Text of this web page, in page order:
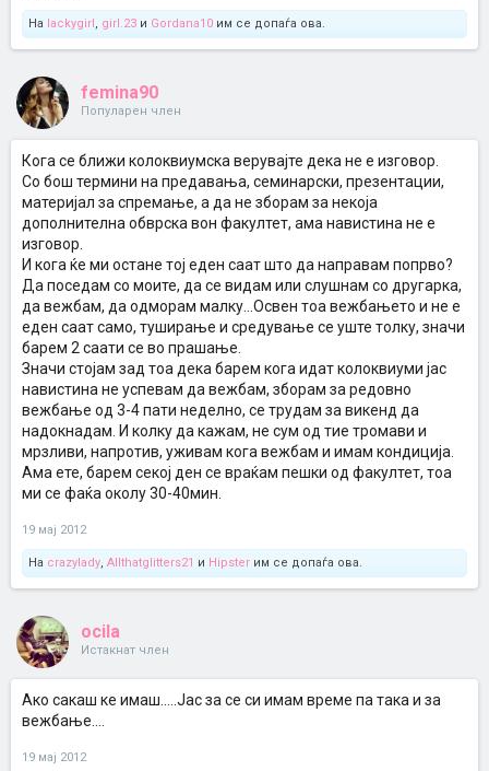
На lackygirl, girl.23 и Gordana10 им се допаѓа ова.
femina90
Популарен член
Кога се ближи колоквиумска верувајте дека не е изговор.
Со бош термини на предавања, семинарски, презентации,
материјал за спремање, а да не зборам за некоја
дополнителна обврска вон факултет, ама навистина не е
изговор.
И кога ќе ми остане тој еден саат што да направам попрво?
Да поседам со моите, да се видам или слушнам со другарка,
да вежбам, да одморам малку...Освен тоа вежбањето и не е
еден саат само, туширање и средување се уште толку, значи
барем 2 саати се во прашање.
Значи стојам зад тоа дека барем кога идат колоквиуми јас
навистина не успевам да вежбам, зборам за редовно
вежбање од 3-4 пати неделно, се трудам за викенд да
надокнадам. И колку да кажам, не сум од тие тромави и
мрзливи, напротив, уживам кога вежбам и имам кондиција.
Ама ете, барем секој ден се враќам пешки од факултет, тоа
ми се фаќа околу 30-40мин.
19 мај 2012
На crazylady, Allthatglitters21 и Hipster им се допаѓа ова.
ocila
Истакнат член
Ако сакаш ке имаш.....Јас за се си имам време па така и за
вежбање....
19 мај 2012